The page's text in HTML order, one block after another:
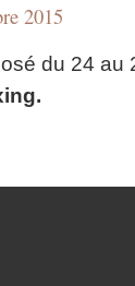
2015
du 24 au